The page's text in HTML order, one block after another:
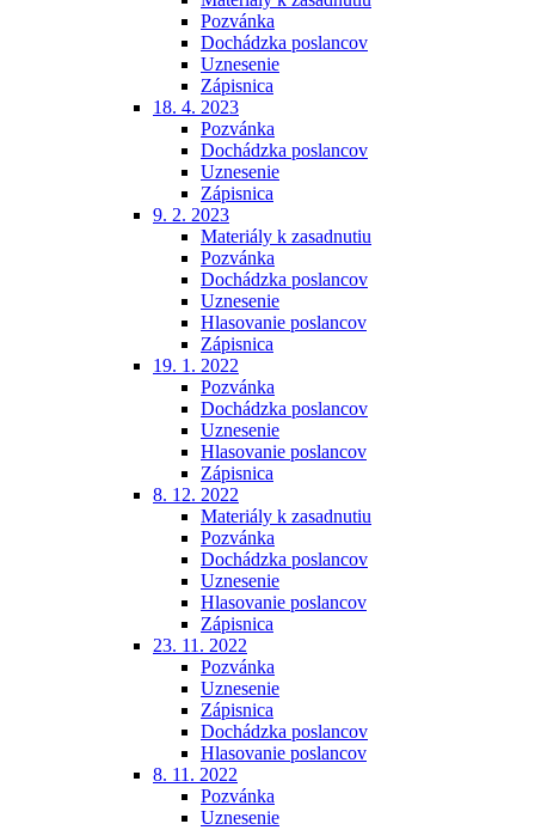
Pozvánka
Dochádzka poslancov
Uznesenie
Zápisnica
18. 4. 2023
Pozvánka
Dochádzka poslancov
Uznesenie
Zápisnica
9. 2. 2023
Materiály k zasadnutiu
Pozvánka
Dochádzka poslancov
Uznesenie
Hlasovanie poslancov
Zápisnica
19. 1. 2022
Pozvánka
Dochádzka poslancov
Uznesenie
Hlasovanie poslancov
Zápisnica
8. 12. 2022
Materiály k zasadnutiu
Pozvánka
Dochádzka poslancov
Uznesenie
Hlasovanie poslancov
Zápisnica
23. 11. 2022
Pozvánka
Uznesenie
Zápisnica
Dochádzka poslancov
Hlasovanie poslancov
8. 11. 2022
Pozvánka
Uznesenie